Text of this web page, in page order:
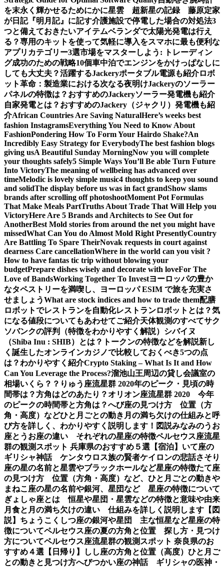
を末永く輝かせるためにかに星雲 超新星の記録 藤原定家
が日記『明月記』に記す介護施設で停電した場合の対処法3
つと備えておきたいアイテムベランダで太陽光発電は行え
る？専用のキットを使って気軽に導入をスマホに最も便利な
アプリカテゴリー3選市場をマスターしよう: トレーディン
グ成功のための戦略10個車中泊でエンジンをかけっぱなしに
しても大丈夫？活躍するJackeryポータブル電源も紹介ロボ
ット革命：製造業における次なる夜明けJackeryのソーラー
パネルの特徴は？おすすめのJackeryソーラー発電機も紹介
自家発電とは？おすすめのJackery（ジャクリ）発電機も紹
介African Countries Are Saving NaturalHere’s weeks best
fashion InstagramsEverything You Need to Know About
FashionPondering How To Form Your Hairdo Shake?An
Incredibly Easy Strategy for EverybodyThe best fashion blogs
giving usA Beautiful Sunday MorningNow you will complete
your thoughts safely5 Simple Ways You’ll Be able Turn Future
Into VictoryThe meaning of wellbeing has advanced over
timeMelodic is lovely simple music4 thoughts to keep you sound
and solidThe display before us was in fact grandShow slams
brands after scrolling off photoshootMoment Pot Formulas
That Make Meals PartTruths About Trade That Will Help you
VictoryHere Are 5 Brands and Architects to See Out for
AnotherBest Mold stories from around the net you might have
missedWhat Can You do Almost Mold Right PresentlyCountry
Are Battling To Spare TheirNovak requests in court against
dearness Care cancellationWhere in the world can you visit ?
How to have fantas tic trip without blowing your
budgetPrepare dishes wisely and decorate with loveFor The
Love of BandsWorking Together To Investヨーロッパの豊か
なタペストリーを満喫し、ヨーロッパ ESIM で旅を充実さ
せましょうWhat are stock indices and how to trade them配膳
ロボットでレストランを自動化レストランロボットとは？気
になる値段についてもあわせてご紹介天体観測のすべてサク
ソバンクの評判（特徴をわかりやすく解説） シバイヌ
（Shiba Inu : SHIB）とは？トークンの特徴などを解説新し
く誕生したオンラインカジノで比較しておくべき5つの点
は？わかりやすく紹介Crypto Staking – What Is It and How
Can You Leverage the Process?溜池山王周辺の貸し会議室の
相場いくら？？ りゅう座流星群 2020年のピーク・見頃の時
間帯は？方角はどのあたり？オリオン座流星群 2020 今年
のピークの時間帯と方角は？へび座の見つけ方 位置（方
角・高度）などひと月ごとの動き 月の満ち欠けの仕組みと呼
び方を詳しく、わかりやすく説明します！図説みなみのうお
座とうお座の違い それぞれの星座の特徴ペルセウス座流星
群の観測スポット 兵庫県のおすすめ５選【宿泊】 いて座の
ギリシャ神話 ケンタウロス族の賢者ケイロンの悲話さそり
座の星の名前と星雲やブラックホールなど星座の特徴たて座
の見つけ方 位置（方角・高度）など、ひと月ごとの動きや
まねこ座の星の名前や銀河、星団など 星座の特徴について
ぎょしゃ座とは 恒星や星団・星雲などの特徴と意味や由来
月食と月の満ち欠けの違い 仕組みを詳しく説明します【図
説】 ちょうこくしつ座の銀河や星団 主な恒星など星座の特
徴についてペルセウス座の夏の方角と位置 探し方・見つけ
方についてペルセウス座流星群の観測スポット 奈良県のお
すすめ４選【日帰り】
しし座の方角と位置（高度）ひと月ご
との動きと見つけ方へびつかい座の神話 ギリシャの医神・